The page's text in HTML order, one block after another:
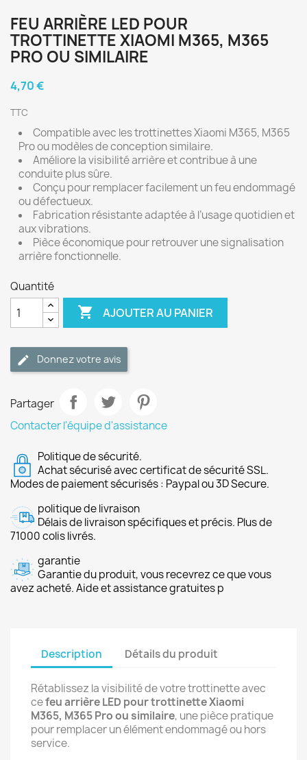
FEU ARRIÈRE LED POUR
TROTTINETTE XIAOMI M365, M365
PRO OU SIMILAIRE
4,70 €
TTC
Compatible avec les trottinettes Xiaomi M365, M365
Pro ou modèles de conception similaire.
Améliore la visibilité arrière et contribue à une
conduite plus sûre.
Conçu pour remplacer facilement un feu endommagé
ou défectueux.
Fabrication résistante adaptée à l’usage quotidien et
aux vibrations.
Pièce économique pour retrouver une signalisation
arrière fonctionnelle.
Quantité
 AJOUTER AU PANIER
Donnez votre avis
Partager
Contacter l'équipe d'assistance
Politique de sécurité.
Achat sécurisé avec certificat de sécurité SSL.
Modes de paiement sécurisés : Paypal ou 3D Secure.
politique de livraison
Délais de livraison spécifiques et précis. Plus de
71000 colis livrés.
garantie
Garantie du produit, vous recevrez ce que vous
avez acheté. Aide et assistance gratuites p
Description Détails du produit
Rétablissez la visibilité de votre trottinette avec
cefeu arrière LED pour trottinette Xiaomi
M365, M365 Pro ou similaire, une pièce pratique
pour remplacer un élément endommagé ou hors
service.